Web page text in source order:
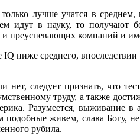
лучше учатся в
идут в науку, то получают
и преуспевающих компаний и
ниже среднего,
нет, следует признать, что
труду, а также
Разумеется, выживание в
живем, слава Богу,
рубила.